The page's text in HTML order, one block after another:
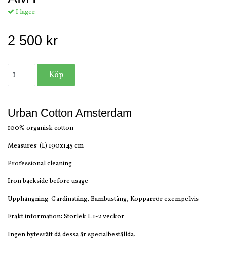
I lager.
2 500 kr
Urban Cotton Amsterdam
100% organisk cotton
Measures: (L) 190x145 cm
Professional cleaning
Iron backside before usage
Upphängning: Gardinstång, Bambustång, Kopparrör exempelvis
Frakt information: Storlek L 1-2 veckor
Ingen bytesrätt då dessa är specialbeställda.